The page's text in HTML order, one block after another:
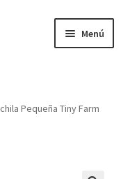
Menú
Pequeña Tiny Farm